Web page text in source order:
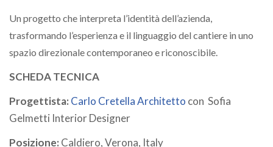
Un progetto che interpreta l’identità dell’azienda,
trasformando l’esperienza e il linguaggio del cantiere in uno
spazio direzionale contemporaneo e riconoscibile.
SCHEDA TECNICA
Progettista: Carlo Cretella Architetto con Sofia
Gelmetti Interior Designer
Posizione: Caldiero, Verona, Italy